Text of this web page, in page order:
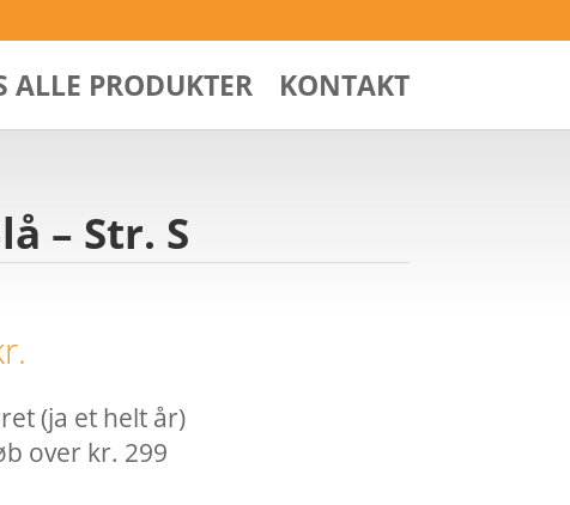
ALLE PRODUKTER KONTAKT
– Str. S
(ja et helt år)
over kr. 299